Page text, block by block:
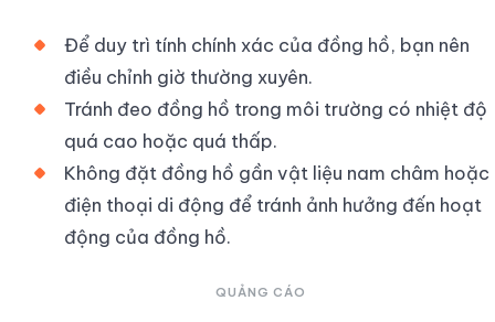
Để duy trì tính chính xác của đồng hồ, bạn nên
điều chỉnh giờ thường xuyên.
Tránh đeo đồng hồ trong môi trường có nhiệt độ
quá cao hoặc quá thấp.
Không đặt đồng hồ gần vật liệu nam châm hoặc
điện thoại di động để tránh ảnh hưởng đến hoạt
động của đồng hồ.
QUẢNG CÁO